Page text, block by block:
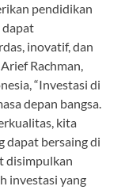
pendidikan
dapat
inovatif, dan
Rachman,
“Investasi di
depan bangsa.
kita
dapat bersaing di
disimpulkan
investasi yang